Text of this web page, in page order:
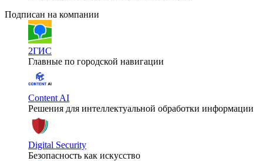
Подписан на компании
2ГИС
Главные по городской навигации
Content AI
Решения для интеллектуальной обработки информации
Digital Security
Безопасность как искусство